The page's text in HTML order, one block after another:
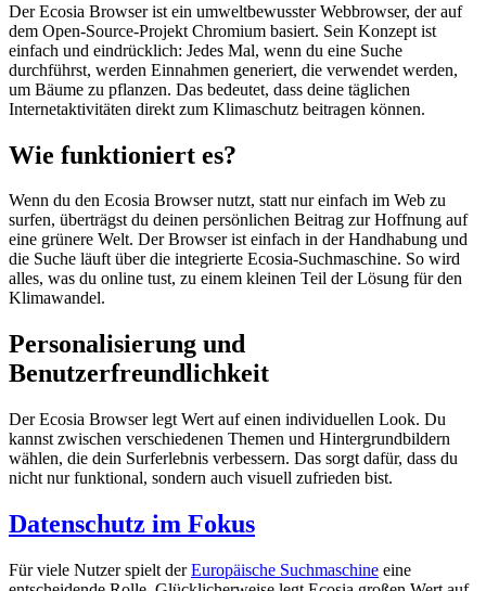
Der Ecosia Browser ist ein umweltbewusster Webbrowser, der auf
dem Open-Source-Projekt Chromium basiert. Sein Konzept ist
einfach und eindrücklich: Jedes Mal, wenn du eine Suche
durchführst, werden Einnahmen generiert, die verwendet werden,
um Bäume zu pflanzen. Das bedeutet, dass deine täglichen
Internetaktivitäten direkt zum Klimaschutz beitragen können.
Wie funktioniert es?
Wenn du den Ecosia Browser nutzt, statt nur einfach im Web zu
surfen, überträgst du deinen persönlichen Beitrag zur Hoffnung auf
eine grünere Welt. Der Browser ist einfach in der Handhabung und
die Suche läuft über die integrierte Ecosia-Suchmaschine. So wird
alles, was du online tust, zu einem kleinen Teil der Lösung für den
Klimawandel.
Personalisierung und
Benutzerfreundlichkeit
Der Ecosia Browser legt Wert auf einen individuellen Look. Du
kannst zwischen verschiedenen Themen und Hintergrundbildern
wählen, die dein Surferlebnis verbessern. Das sorgt dafür, dass du
nicht nur funktional, sondern auch visuell zufrieden bist.
Datenschutz im Fokus
Für viele Nutzer spielt derEuropäische Suchmaschine eine